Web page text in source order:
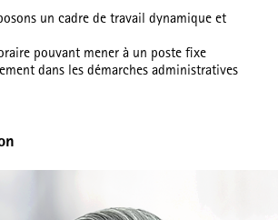
un cadre de travail dynamique et
pouvant mener à un poste fixe
dans les démarches administratives